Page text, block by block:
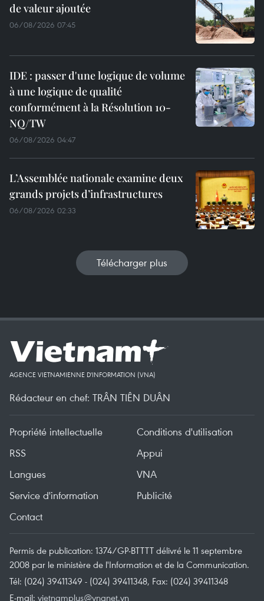
de valeur ajoutée
06/08/2026 07:45
IDE : passer d'une logique de volume
à une logique de qualité
conformément à la Résolution 10-
NQ/TW
06/08/2026 04:47
L’Assemblée nationale examine deux
grands projets d’infrastructures
06/08/2026 02:33
Télécharger plus
AGENCE VIETNAMIENNE D'INFORMATION (VNA)
Rédacteur en chef: TRÂN TIÊN DUÂN
Propriété intellectuelle
Conditions d'utilisation
RSS
Appui
Langues
VNA
Service d'information
Publicité
Contact
Permis de publication: 1374/GP-BTTTT délivré le 11 septembre
2008 par le ministère de l'Information et de la Communication.
Tél: (024) 39411349 - (024) 39411348, Fax: (024) 39411348
E-mail: vietnamplus@vnanet.vn